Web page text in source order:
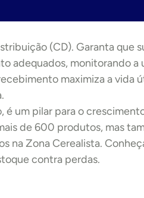
(CD). Garanta que
adequados, monitorando a
maximiza a vida
é um pilar para o
de 600 produtos, mas
na Zona Cerealista.
contra perdas.